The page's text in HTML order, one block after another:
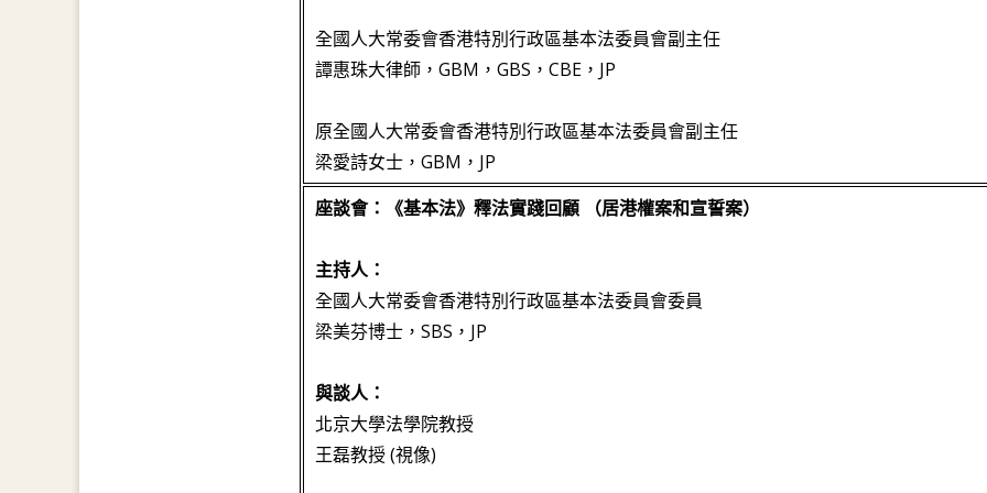
全國人大常委會香港特別行政區基本法委員會副主任
譚惠珠大律師，GBM，GBS，CBE，JP
原全國人大常委會香港特別行政區基本法委員會副主任
梁愛詩女士，GBM，JP
座談會：《基本法》釋法實踐回顧 （居港權案和宣誓案）
主持人：
全國人大常委會香港特別行政區基本法委員會委員
梁美芬博士，SBS，JP
與談人：
北京大學法學院教授
王磊教授 (視像)